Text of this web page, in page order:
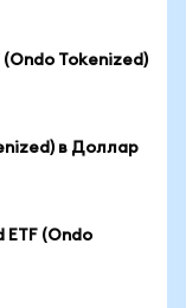
Tokenized)
в Доллар
ETF (Ondo